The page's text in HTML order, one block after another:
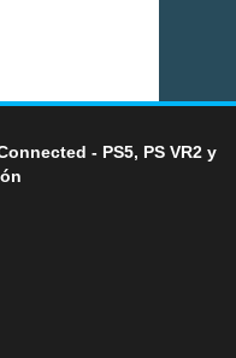
- PS5, PS VR2 y